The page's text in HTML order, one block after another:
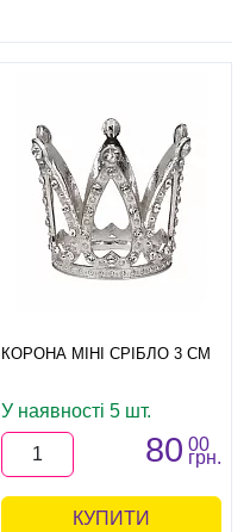
КОРОНА МІНІ СРІБЛО 3 СМ
У наявності 5 шт.
80 00
грн.
КУПИТИ